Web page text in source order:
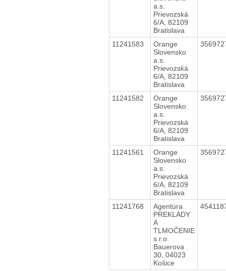
a.s.
Prievozská
6/A, 82109
Bratislava
11241583
Orange
Slovensko
a.s.
Prievozská
6/A, 82109
Bratislava
11241582
Orange
Slovensko
a.s.
Prievozská
6/A, 82109
Bratislava
11241561
Orange
Slovensko
a.s.
Prievozská
6/A, 82109
Bratislava
11241768
Agentúra
PREKLADY
A
TLMOČENIE
s.r.o.
Bauerova
30, 04023
Košice